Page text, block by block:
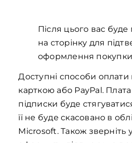
Після цього вас
на сторінку для
оформлення
Доступні способи
карткою або PayPal.
підписки буде
її не буде скасовано в
Microsoft. Також зверніть